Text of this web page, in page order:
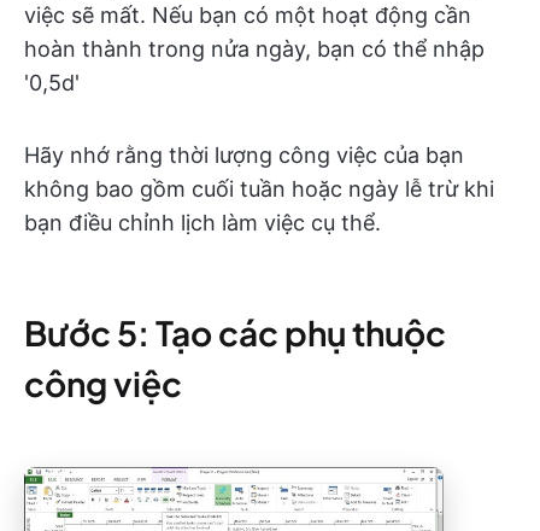
việc sẽ mất. Nếu bạn có một hoạt động cần
hoàn thành trong nửa ngày, bạn có thể nhập
'0,5d'
Hãy nhớ rằng thời lượng công việc của bạn
không bao gồm cuối tuần hoặc ngày lễ trừ khi
bạn điều chỉnh lịch làm việc cụ thể.
Bước 5: Tạo các phụ thuộc
công việc